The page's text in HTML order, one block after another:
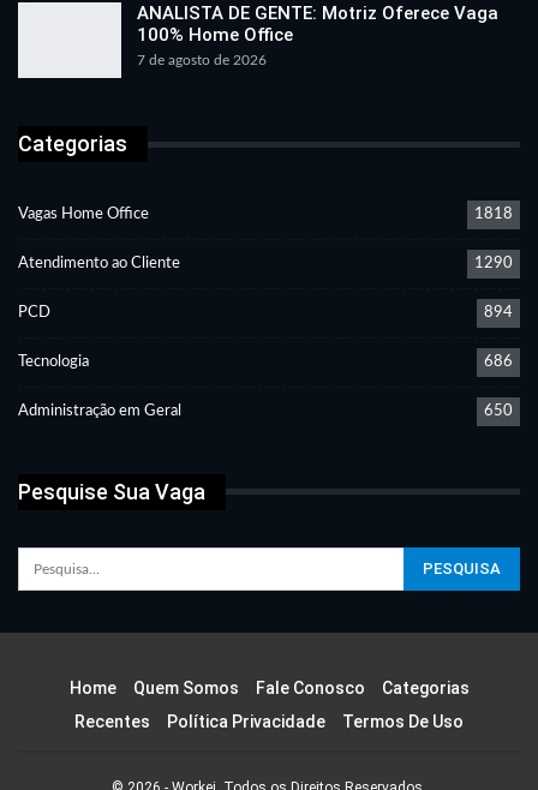
ANALISTA DE GENTE: Motriz Oferece Vaga
100% Home Office
7 de agosto de 2026
Categorias
Vagas Home Office 1818
Atendimento ao Cliente 1290
PCD 894
Tecnologia 686
Administração em Geral 650
Pesquise Sua Vaga
Home Quem Somos Fale Conosco
Categorias
Recentes
Política Privacidade Termos De Uso